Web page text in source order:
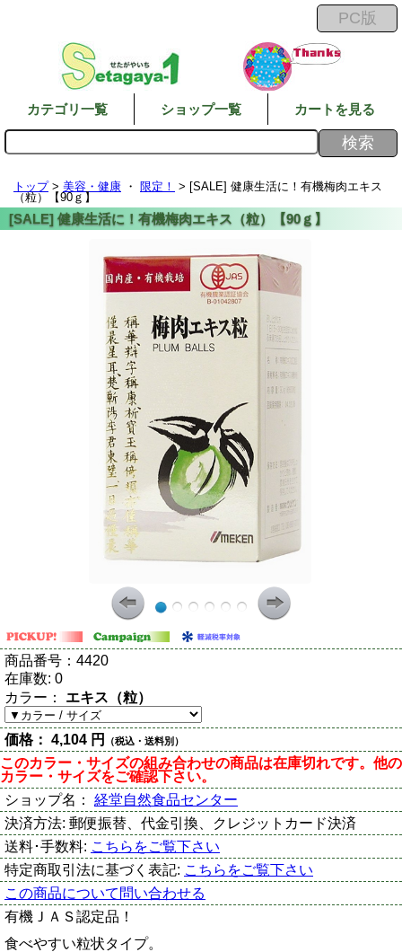
カテゴリ一覧 ショップ一覧 カートを見る
トップ> 美容・健康 ・ 限定！ > [SALE] 健康生活に！有機梅肉エキス
（粒）【90ｇ】
商品番号： 4420
在庫数: 0
カラー： エキス（粒）
価格： 4,104 円 （税込・送料別）
このカラー・サイズの組み合わせの商品は在庫切れです。他の
カラー・サイズをご確認下さい。
ショップ名： 経堂自然食品センター
決済方法: 郵便振替、代金引換、クレジットカード決済
送料･手数料: こちらをご覧下さい
特定商取引法に基づく表記: こちらをご覧下さい
この商品について問い合わせる
有機ＪＡＳ認定品！
食べやすい粒状タイプ。